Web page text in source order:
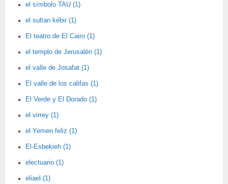
el símbolo TAU (1)
el sultan kébir (1)
El teatro de El Cairo (1)
el templo de Jerusalén (1)
el valle de Josafat (1)
El valle de los califas (1)
El Verde y El Dorado (1)
el virrey (1)
el Yemen feliz (1)
El-Esbekieh (1)
electuario (1)
eliael (1)